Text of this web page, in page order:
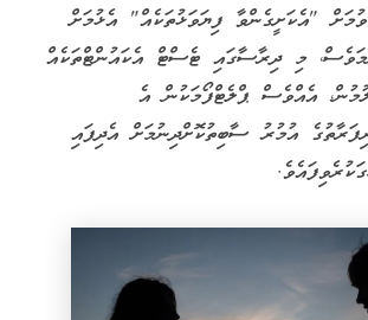
"އެކަށީގެންވާ ފިޔަވަޅުތަކެއް" އެޅުމަށް
މި ދިރާސާގައި ޓެސްޓް އެކައުންޓްތަކެއް
އެއްވެސް ޕްލެޓްފޯމަކުން އެ
އުމުރު ސާބިތުކޮށްދިނުމަށް އެދިފައި